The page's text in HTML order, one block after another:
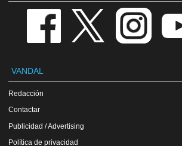
VANDAL
Redacción
Contactar
Publicidad / Advertising
Política de privacidad